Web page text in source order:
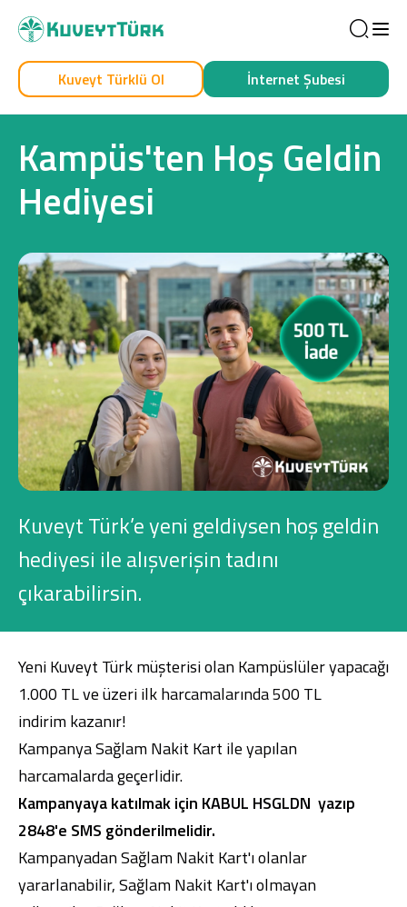
Kendim İçin İşim İçin
Sağlam Kart
Araç Finansmanı
Konut Finansmanı
Yatırım Fonları
Ticari Kartlar
Tarım Finansmanı
Yatırım
Kuveyt Türklü Ol İnternet Şubesi
Kampüs'ten Hoş Geldin
Hediyesi
Kuveyt Türk’e yeni geldiysen hoş geldin
hediyesi ile alışverişin tadını
çıkarabilirsin.
Yeni Kuveyt Türk müşterisi olan Kampüslüler yapacağı
1.000 TL ve üzeri ilk harcamalarında 500 TL
indirim kazanır!
Kampanya Sağlam Nakit Kart ile yapılan
harcamalarda geçerlidir.
Kampanyaya katılmak için KABUL HSGLDN yazıp
2848'e SMS gönderilmelidir.
Kampanyadan Sağlam Nakit Kart'ı olanlar
yararlanabilir, Sağlam Nakit Kart'ı olmayan